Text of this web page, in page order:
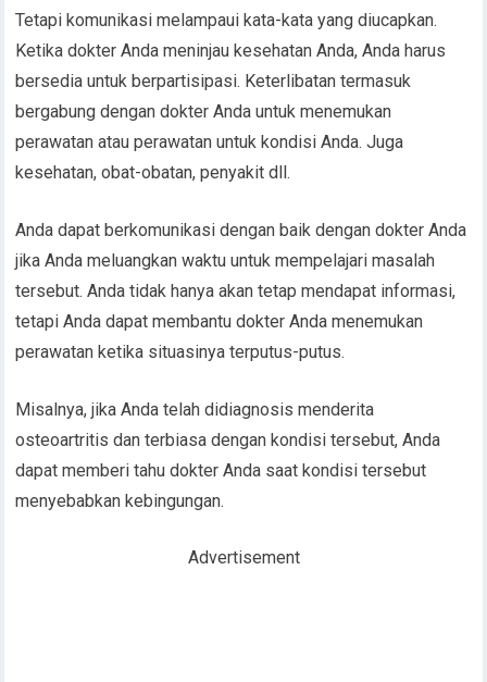
Tetapi komunikasi melampaui kata-kata yang diucapkan.
Ketika dokter Anda meninjau kesehatan Anda, Anda harus
bersedia untuk berpartisipasi. Keterlibatan termasuk
bergabung dengan dokter Anda untuk menemukan
perawatan atau perawatan untuk kondisi Anda. Juga
kesehatan, obat-obatan, penyakit dll.
Anda dapat berkomunikasi dengan baik dengan dokter Anda
jika Anda meluangkan waktu untuk mempelajari masalah
tersebut. Anda tidak hanya akan tetap mendapat informasi,
tetapi Anda dapat membantu dokter Anda menemukan
perawatan ketika situasinya terputus-putus.
Misalnya, jika Anda telah didiagnosis menderita
osteoartritis dan terbiasa dengan kondisi tersebut, Anda
dapat memberi tahu dokter Anda saat kondisi tersebut
menyebabkan kebingungan.
Advertisement